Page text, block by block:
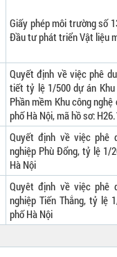
Giấy phép môi trường số
Đầu tư phát triển Vật liệu
Quyết định về việc phê
tiết tỷ lệ 1/500 dự án Khu
Phần mềm Khu công
phố Hà Nội, mã hồ sơ:
Quyết định về việc phê
nghiệp Phù Đổng, tỷ lệ 1/
Hà Nội
Quyêt định về việc phê
nghiệp Tiến Thắng, tỷ lệ
phố Hà Nội